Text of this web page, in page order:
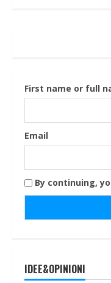
First name or full
Email
By continuing,
IDEE&OPINIONI